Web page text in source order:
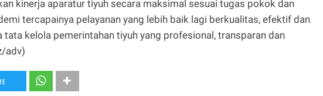
kinerja aparatur tiyuh secara maksimal sesuai tugas pokok dan
tercapainya pelayanan yang lebih baik lagi berkualitas, efektif dan
tata kelola pemerintahan tiyuh yang profesional, transparan dan
adv)